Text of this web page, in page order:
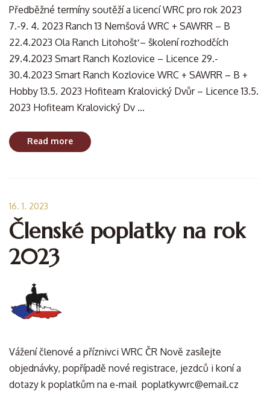
Předběžné termíny soutěží a licencí WRC pro rok 2023
7.-9. 4. 2023 Ranch 13 Nemšová WRC + SAWRR – B
22.4.2023 Ola Ranch Litohošť – školení rozhodčích
29.4.2023 Smart Ranch Kozlovice – Licence 29.-
30.4.2023 Smart Ranch Kozlovice WRC + SAWRR – B +
Hobby 13.5. 2023 Hofiteam Kralovický Dvůr – Licence 13.5.
2023 Hofiteam Kralovický Dv ...
Read more
16. 1. 2023
Členské poplatky na rok
2023
Vážení členové a příznivci WRC ČR Nově zasílejte
objednávky, popřípadě nové registrace, jezdců i koní a
dotazy k poplatkům na e-mail poplatkywrc@email.cz